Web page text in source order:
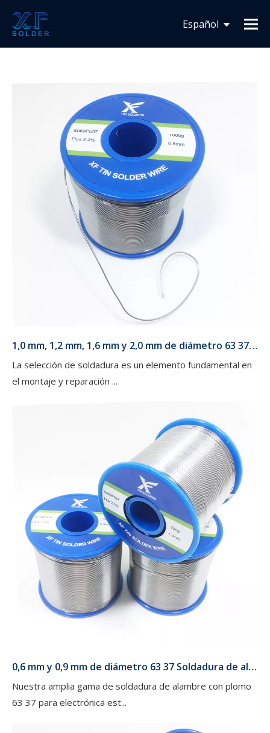
Español
Usted está aquí:
nuevo producto
1,0 mm, 1,2 mm, 1,6 mm y 2,0 mm de diámetro 63 37 Sn Pb Soldadura en un carrete de 1 kg para luces LED
La selección de soldadura es un elemento fundamental en
el montaje y reparación ...
0,6 mm y 0,9 mm de diámetro 63 37 Soldadura de alambre con plomo en rollos de 454 g, 227 g y 100 g para electrónica
Nuestra amplia gama de soldadura de alambre con plomo
63 37 para electrónica est...